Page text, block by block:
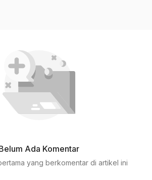
Ada Komentar
yang berkomentar di artikel ini